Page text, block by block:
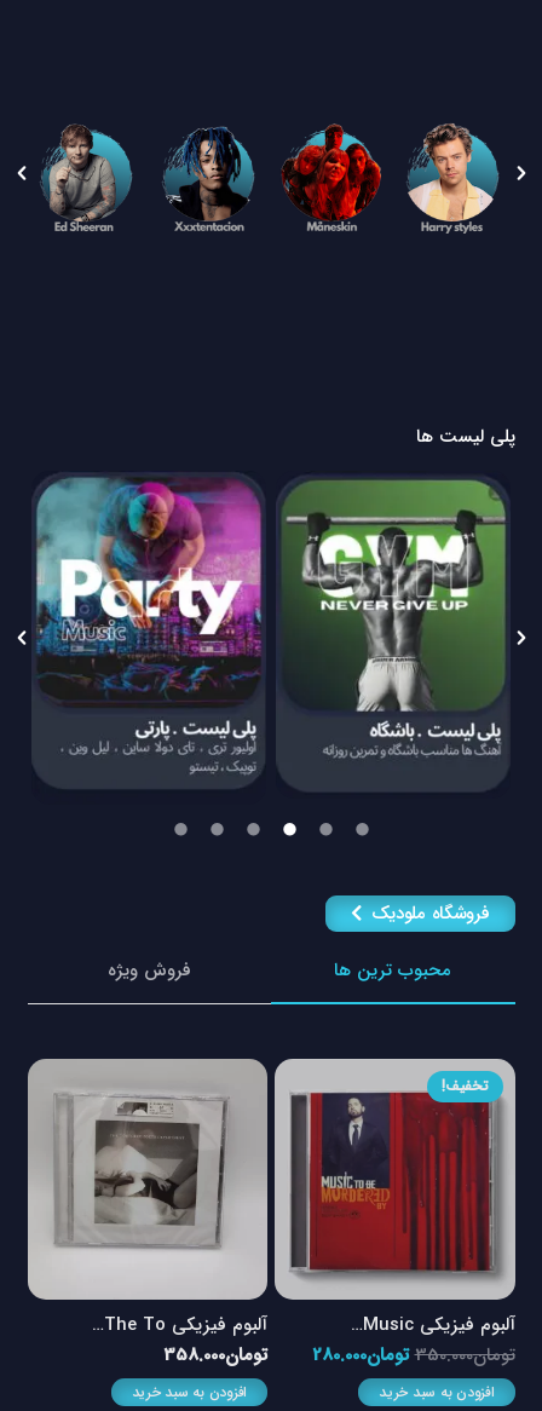
پلی لیست ها
فروشگاه ملودیک
محبوب ترین ها
فروش ویژه
تخفیف!
آلبوم فیزیکی Music…
تومان350.000قیمت
اصلی
تومان280.000قیمت
افزودن به سبد خرید
آلبوم فیزیکی The To…
تومان358.000
افزودن به سبد خرید